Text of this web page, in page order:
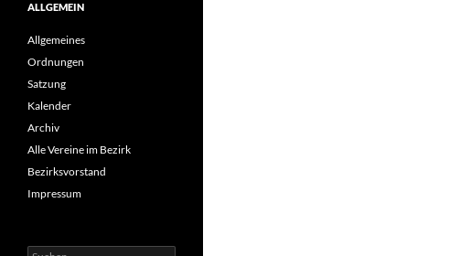
ALLGEMEIN
Allgemeines
Ordnungen
Satzung
Kalender
Archiv
Alle Vereine im Bezirk
Bezirksvorstand
Impressum
Suche